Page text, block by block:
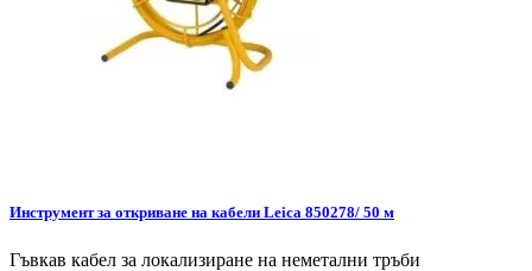
Инструмент за откриване на кабели Leica 850278/ 50 м
Гъвкав кабел за локализиране на неметални тръби